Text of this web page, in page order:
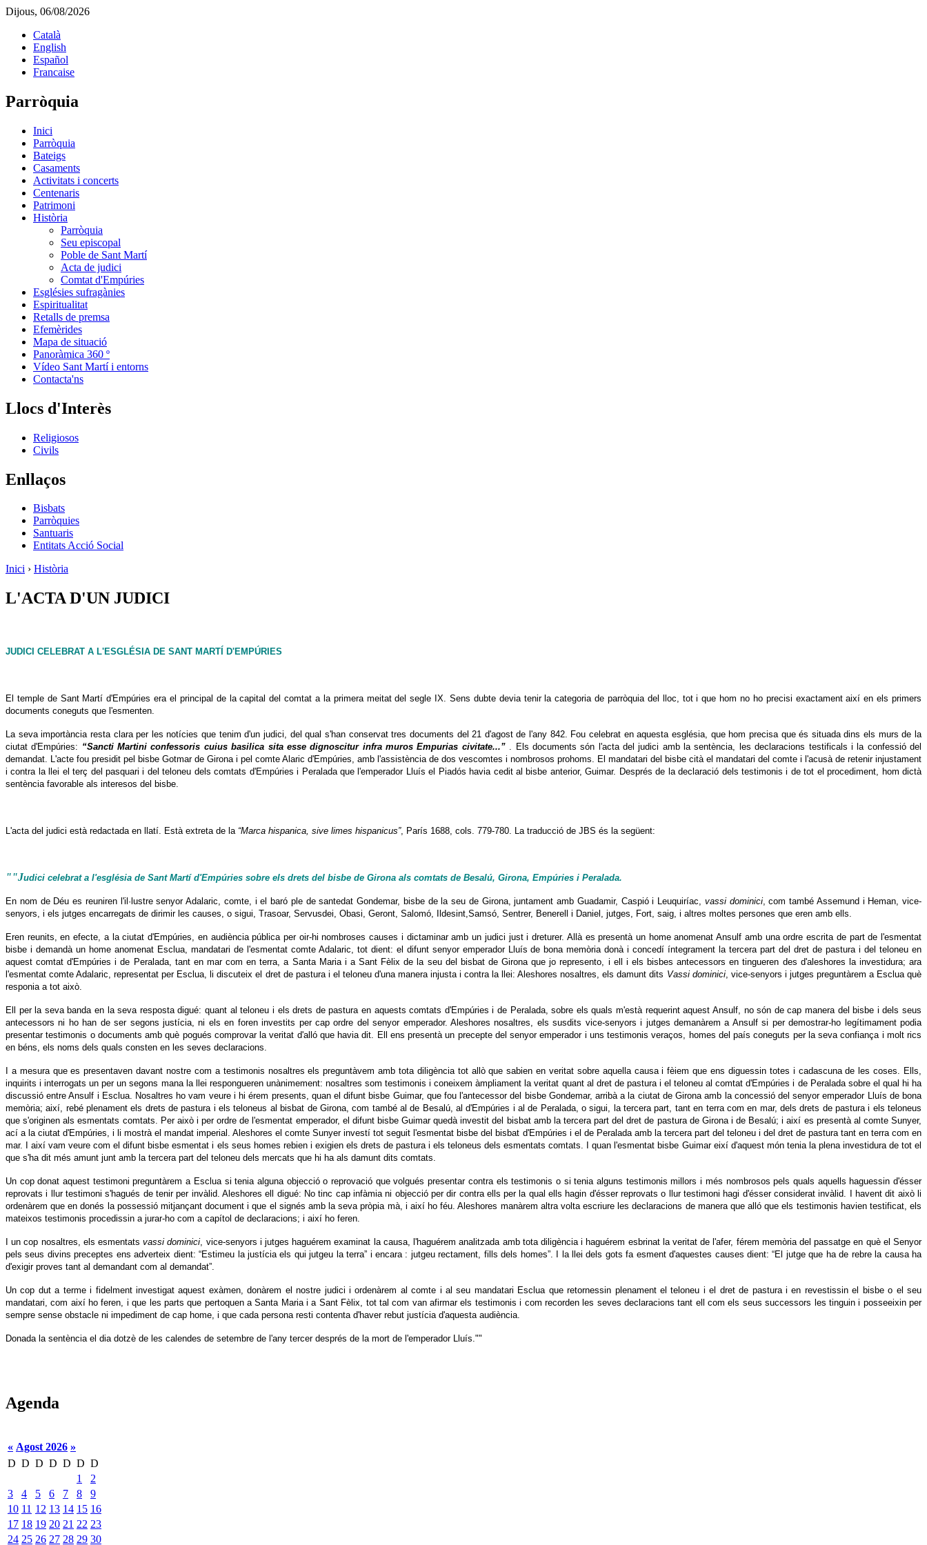
Dijous, 06/08/2026
Català
English
Español
Francaise
Parròquia
Inici
Parròquia
Bateigs
Casaments
Activitats i concerts
Centenaris
Patrimoni
Història
Parròquia
Seu episcopal
Poble de Sant Martí
Acta de judici
Comtat d'Empúries
Esglésies sufragànies
Espiritualitat
Retalls de premsa
Efemèrides
Mapa de situació
Panoràmica 360 º
Vídeo Sant Martí i entorns
Contacta'ns
Llocs d'Interès
Religiosos
Civils
Enllaços
Bisbats
Parròquies
Santuaris
Entitats Acció Social
Inici › Història
L'ACTA D'UN JUDICI
JUDICI CELEBRAT A L'ESGLÉSIA DE SANT MARTÍ D'EMPÚRIES
El temple de Sant Martí d'Empúries era el principal de la capital del comtat a la primera meitat del segle IX. Sens dubte devia tenir la categoria de parròquia del lloc, tot i que hom no ho precisi exactament així en els primers
documents coneguts que l'esmenten.
La seva importància resta clara per les notícies que tenim d'un judici, del qual s'han conservat tres documents del 21 d'agost de l'any 842. Fou celebrat en aquesta església, que hom precisa que és situada dins els murs de la
ciutat d'Empúries: “Sancti Martini confessoris cuius basilica sita esse dignoscitur infra muros Empurias civitate...”. Els documents són l'acta del judici amb la sentència, les declaracions testificals i la confessió del
demandat. L'acte fou presidit pel bisbe Gotmar de Girona i pel comte Alaric d'Empúries, amb l'assistència de dos vescomtes i nombrosos prohoms. El mandatari del bisbe cità el mandatari del comte i l'acusà de retenir injustament
i contra la llei el terç del pasquari i del teloneu dels comtats d'Empúries i Peralada que l'emperador Lluís el Piadós havia cedit al bisbe anterior, Guimar. Després de la declaració dels testimonis i de tot el procediment, hom dictà
sentència favorable als interesos del bisbe.
L'acta del judici està redactada en llatí. Està extreta de la “Marca hispanica, sive limes hispanicus”, París 1688, cols. 779-780. La traducció de JBS és la següent:
""Judici celebrat a l'església de Sant Martí d'Empúries sobre els drets del bisbe de Girona als comtats de Besalú, Girona, Empúries i Peralada.
En nom de Déu es reuniren l'il·lustre senyor Adalaric, comte, i el baró ple de santedat Gondemar, bisbe de la seu de Girona, juntament amb Guadamir, Caspió i Leuquiríac, vassi dominici, com també Assemund i Heman, vice-
senyors, i els jutges encarregats de dirimir les causes, o sigui, Trasoar, Servusdei, Obasi, Geront, Salomó, Ildesint,Samsó, Sentrer, Benerell i Daniel, jutges, Fort, saig, i altres moltes persones que eren amb ells.
Eren reunits, en efecte, a la ciutat d'Empúries, en audiència pública per oir-hi nombroses causes i dictaminar amb un judici just i dreturer. Allà es presentà un home anomenat Ansulf amb una ordre escrita de part de l'esmentat
bisbe i demandà un home anomenat Esclua, mandatari de l'esmentat comte Adalaric, tot dient: el difunt senyor emperador Lluís de bona memòria donà i concedí íntegrament la tercera part del dret de pastura i del teloneu en
aquest comtat d'Empúries i de Peralada, tant en mar com en terra, a Santa Maria i a Sant Fèlix de la seu del bisbat de Girona que jo represento, i ell i els bisbes antecessors en tingueren des d'aleshores la investidura; ara
l'esmentat comte Adalaric, representat per Esclua, li discuteix el dret de pastura i el teloneu d'una manera injusta i contra la llei: Aleshores nosaltres, els damunt dits Vassi dominici, vice-senyors i jutges preguntàrem a Esclua què
responia a tot això.
Ell per la seva banda en la seva resposta digué: quant al teloneu i els drets de pastura en aquests comtats d'Empúries i de Peralada, sobre els quals m'està requerint aquest Ansulf, no són de cap manera del bisbe i dels seus
antecessors ni ho han de ser segons justícia, ni els en foren investits per cap ordre del senyor emperador. Aleshores nosaltres, els susdits vice-senyors i jutges demanàrem a Ansulf si per demostrar-ho legítimament podia
presentar testimonis o documents amb què pogués comprovar la veritat d'alló que havia dit. Ell ens presentà un precepte del senyor emperador i uns testimonis veraços, homes del país coneguts per la seva confiança i molt rics
en béns, els noms dels quals consten en les seves declaracions.
I a mesura que es presentaven davant nostre com a testimonis nosaltres els preguntàvem amb tota diligència tot allò que sabien en veritat sobre aquella causa i fèiem que ens diguessin totes i cadascuna de les coses. Ells,
inquirits i interrogats un per un segons mana la llei respongueren unànimement: nosaltres som testimonis i coneixem àmpliament la veritat quant al dret de pastura i el teloneu al comtat d'Empúries i de Peralada sobre el qual hi ha
discussió entre Ansulf i Esclua. Nosaltres ho vam veure i hi érem presents, quan el difunt bisbe Guimar, que fou l'antecessor del bisbe Gondemar, arribà a la ciutat de Girona amb la concessió del senyor emperador Lluís de bona
memòria; així, rebé plenament els drets de pastura i els teloneus al bisbat de Girona, com també al de Besalú, al d'Empúries i al de Peralada, o sigui, la tercera part, tant en terra com en mar, dels drets de pastura i els teloneus
que s'originen als esmentats comtats. Per això i per ordre de l'esmentat emperador, el difunt bisbe Guimar quedà investit del bisbat amb la tercera part del dret de pastura de Girona i de Besalú; i així es presentà al comte Sunyer,
ací a la ciutat d'Empúries, i li mostrà el mandat imperial. Aleshores el comte Sunyer investí tot seguit l'esmentat bisbe del bisbat d'Empúries i el de Peralada amb la tercera part del teloneu i del dret de pastura tant en terra com en
mar. I així vam veure com el difunt bisbe esmentat i els seus homes rebien i exigien els drets de pastura i els teloneus dels esmentats comtats. I quan l'esmentat bisbe Guimar eixí d'aquest món tenia la plena investidura de tot el
que s'ha dit més amunt junt amb la tercera part del teloneu dels mercats que hi ha als damunt dits comtats.
Un cop donat aquest testimoni preguntàrem a Esclua si tenia alguna objecció o reprovació que volgués presentar contra els testimonis o si tenia alguns testimonis millors i més nombrosos pels quals aquells haguessin d'ésser
reprovats i llur testimoni s'hagués de tenir per invàlid. Aleshores ell digué: No tinc cap infàmia ni objecció per dir contra ells per la qual ells hagin d'ésser reprovats o llur testimoni hagi d'ésser considerat invàlid. I havent dit això li
ordenàrem que en donés la possessió mitjançant document i que el signés amb la seva pròpia mà, i així ho féu. Aleshores manàrem altra volta escriure les declaracions de manera que alló que els testimonis havien testificat, els
mateixos testimonis procedissin a jurar-ho com a capítol de declaracions; i així ho feren.
I un cop nosaltres, els esmentatsvassi dominici, vice-senyors i jutges haguérem examinat la causa, l'haguérem analitzada amb tota diligència i haguérem esbrinat la veritat de l'afer, férem memòria del passatge en què el Senyor
pels seus divins preceptes ens adverteix dient: “Estimeu la justícia els qui jutgeu la terra” i encara : jutgeu rectament, fills dels homes”. I la llei dels gots fa esment d'aquestes causes dient: “El jutge que ha de rebre la causa ha
d'exigir proves tant al demandant com al demandat”.
Un cop dut a terme i fidelment investigat aquest exàmen, donàrem el nostre judici i ordenàrem al comte i al seu mandatari Esclua que retornessin plenament el teloneu i el dret de pastura i en revestissin el bisbe o el seu
mandatari, com així ho feren, i que les parts que pertoquen a Santa Maria i a Sant Fèlix, tot tal com van afirmar els testimonis i com recorden les seves declaracions tant ell com els seus successors les tinguin i posseeixin per
sempre sense obstacle ni impediment de cap home, i que cada persona resti contenta d'haver rebut justícia d'aquesta audiència.
Donada la sentència el dia dotzè de les calendes de setembre de l'any tercer després de la mort de l'emperador Lluís.""
Agenda
« Agost 2026 »
D D D D D D D
1
2
3
4 5 6 7 8
9
10 11 12 13 14 15 16
17 18 19 20 21 22 23
24 25 26 27 28 29 30